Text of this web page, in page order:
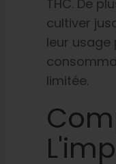
THC. De
cultiver
leur usage
limitée.